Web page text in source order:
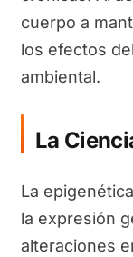
cuerpo a
los efectos
ambiental.
La
La
la expresión
alteraciones